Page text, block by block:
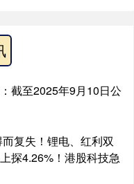
截至2025年9月10日公
复失！锂电、红利双
探4.26%！港股科技急